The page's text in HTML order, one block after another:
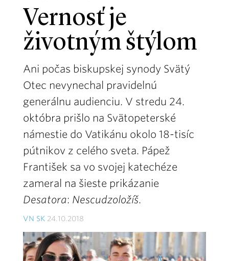
Vernosť je
životným štýlom
Ani počas biskupskej synody Svätý
Otec nevynechal pravidelnú
generálnu audienciu. V stredu 24.
októbra prišlo na Svätopeterské
námestie do Vatikánu okolo 18-tisíc
pútnikov z celého sveta. Pápež
František sa vo svojej katechéze
zameral na šieste prikázanie
Desatora: Nescudzoložíš.
VN SK 24.10.2018